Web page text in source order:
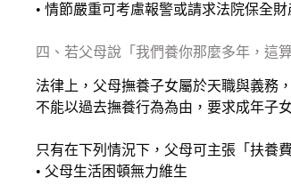
• 情節嚴重可考慮報警或請求法院保全財
四、若父母說「我們養你那麼多年，這
法律上，父母撫養子女屬於天職與義務
不能以過去撫養行為為由，要求成年子
只有在下列情況下，父母可主張「扶養
• 父母生活困頓無力維生